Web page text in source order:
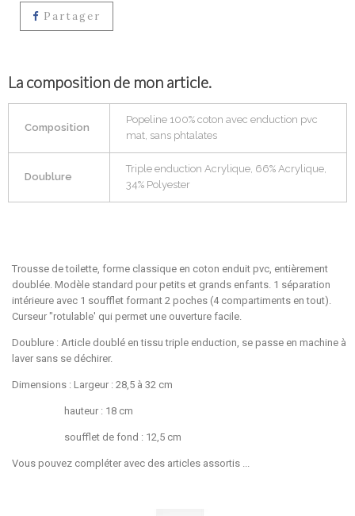
Partager
La composition de mon article.
Composition
Popeline 100% coton avec enduction pvc
mat, sans phtalates
Doublure
Triple enduction Acrylique, 66% Acrylique,
34% Polyester
Trousse de toilette, forme classique en coton enduit pvc, entièrement
doublée. Modèle standard pour petits et grands enfants. 1 séparation
intérieure avec 1 soufflet formant 2 poches (4 compartiments en tout).
Curseur "rotulable' qui permet une ouverture facile.
Doublure : Article doublé en tissu triple enduction, se passe en machine à
laver sans se déchirer.
Dimensions : Largeur : 28,5 à 32 cm
hauteur : 18 cm
soufflet de fond : 12,5 cm
Vous pouvez compléter avec des articles assortis ...